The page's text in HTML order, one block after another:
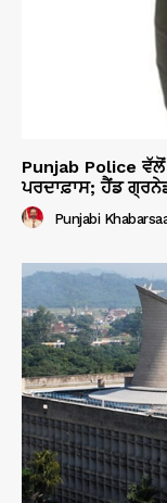
Punjab Police
ਪਰਦਾਫ਼ਾਸ; ਹੈਂਡ
Punjabi